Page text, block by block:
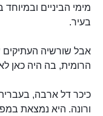
בעיר.
אבל שורשיה העתיקים
הרומית, בה היה כאן
כיכר דל ארבה,
ורונה. היא נמצאת